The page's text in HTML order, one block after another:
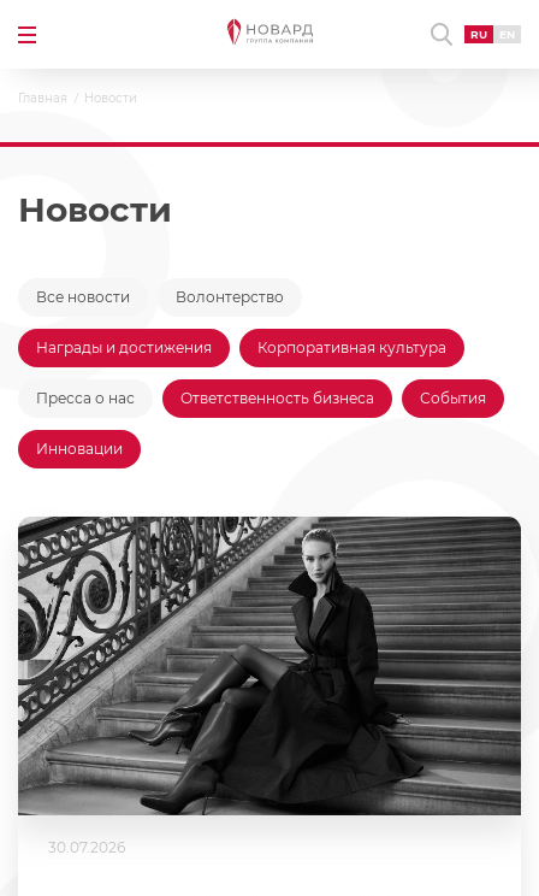
RU EN
Главная Новости
Новости
Все новости Волонтерство
Награды и достижения Корпоративная культура
Пресса о нас Ответственность бизнеса События
Инновации
30.07.2026